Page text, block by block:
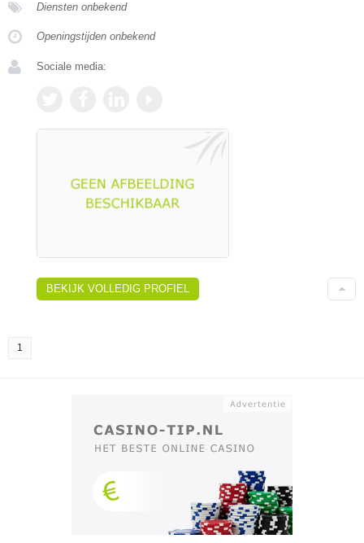
Diensten onbekend
Openingstijden onbekend
Sociale media:
BEKIJK VOLLEDIG PROFIEL
1